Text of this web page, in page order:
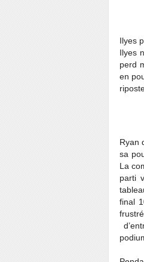
Ilyes
Ilyes
perd
en
Ryan
sa
La
parti
final